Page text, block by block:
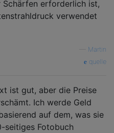
Schärfen erforderlich ist,
verwendet
Martin
quelle
ist gut, aber die Preise
Ich werde Geld
auf dem, was sie
seitiges Fotobuch